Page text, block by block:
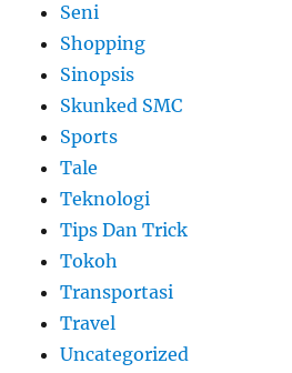
Seni
Shopping
Sinopsis
Skunked SMC
Sports
Tale
Teknologi
Tips Dan Trick
Tokoh
Transportasi
Travel
Uncategorized